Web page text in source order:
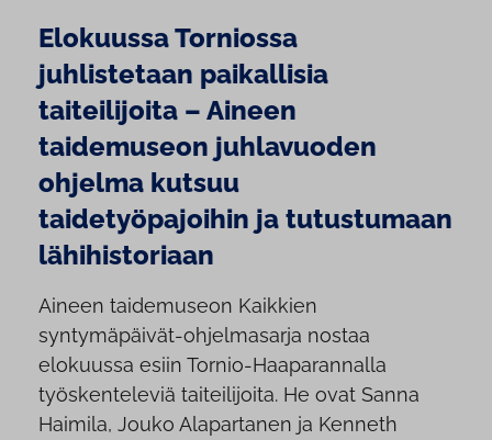
Elokuussa Torniossa
juhlistetaan paikallisia
taiteilijoita – Aineen
taidemuseon juhlavuoden
ohjelma kutsuu
taidetyöpajoihin ja tutustumaan
lähihistoriaan
Aineen taidemuseon Kaikkien
syntymäpäivät-ohjelmasarja nostaa
elokuussa esiin Tornio-Haaparannalla
työskenteleviä taiteilijoita. He ovat Sanna
Haimila, Jouko Alapartanen ja Kenneth